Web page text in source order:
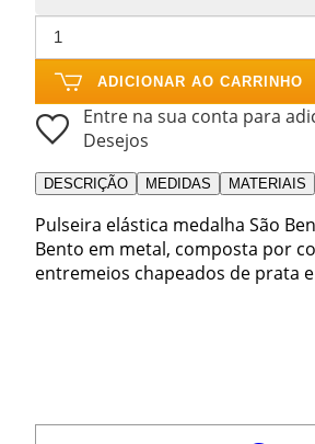
ADICIONAR AO CARRINHO
Entre na sua conta para
Desejos
DESCRIÇÃO MEDIDAS MATERIAIS
Pulseira elástica medalha São
Bento em metal, composta por
entremeios chapeados de prata